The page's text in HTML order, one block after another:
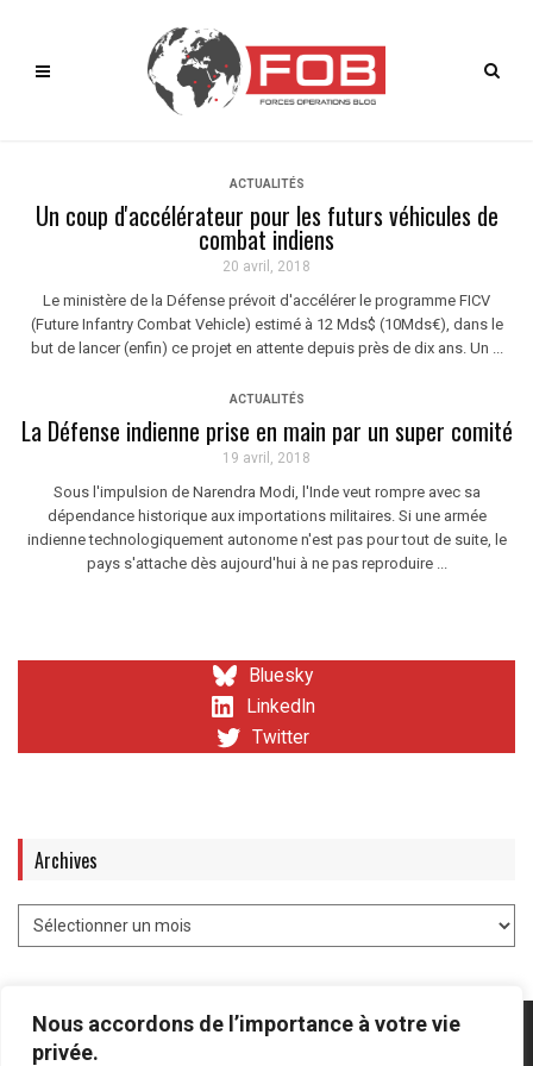
Nous accordons de l’importance à votre vie
privée.
ACTUALITÉS
Un coup d'accélérateur pour les futurs véhicules de
combat indiens
20 avril, 2018
Le ministère de la Défense prévoit d'accélérer le programme FICV
(Future Infantry Combat Vehicle) estimé à 12 Mds$ (10Mds€), dans le
but de lancer (enfin) ce projet en attente depuis près de dix ans. Un ...
ACTUALITÉS
La Défense indienne prise en main par un super comité
19 avril, 2018
Sous l'impulsion de Narendra Modi, l'Inde veut rompre avec sa
dépendance historique aux importations militaires. Si une armée
indienne technologiquement autonome n'est pas pour tout de suite, le
pays s'attache dès aujourd'hui à ne pas reproduire ...
Bluesky
LinkedIn
Twitter
Archives